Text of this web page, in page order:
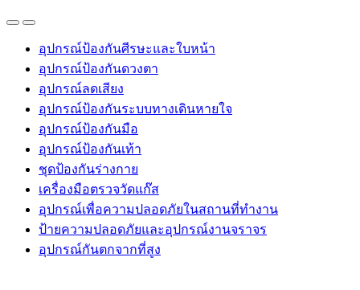
อุปกรณ์ป้องกันศีรษะและใบหน้า
อุปกรณ์ป้องกันดวงตา
อุปกรณ์ลดเสียง
อุปกรณ์ป้องกันระบบทางเดินหายใจ
อุปกรณ์ป้องกันมือ
อุปกรณ์ป้องกันเท้า
ชุดป้องกันร่างกาย
เครื่องมือตรวจวัดแก๊ส
อุปกรณ์เพื่อความปลอดภัยในสถานที่ทำงาน
ป้ายความปลอดภัยและอุปกรณ์งานจราจร
อุปกรณ์กันตกจากที่สูง